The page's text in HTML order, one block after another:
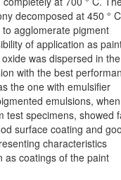
decomposed at 450 °
agglomerate pigment
of application as
was dispersed in the
with the best
the one with emulsifier
emulsions, when
test specimens, showed
surface coating and
characteristics
as coatings of the paint